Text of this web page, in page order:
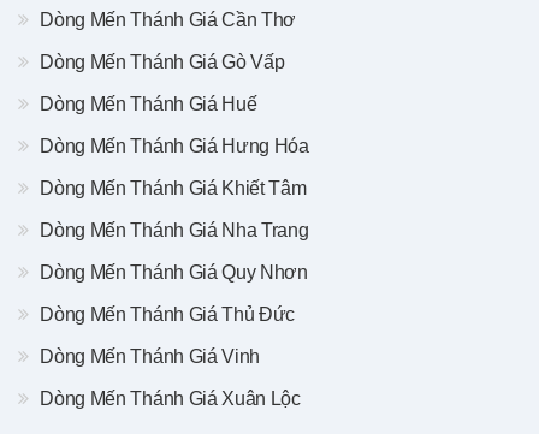
Dòng Mến Thánh Giá Cần Thơ
Dòng Mến Thánh Giá Gò Vấp
Dòng Mến Thánh Giá Huế
Dòng Mến Thánh Giá Hưng Hóa
Dòng Mến Thánh Giá Khiết Tâm
Dòng Mến Thánh Giá Nha Trang
Dòng Mến Thánh Giá Quy Nhơn
Dòng Mến Thánh Giá Thủ Đức
Dòng Mến Thánh Giá Vinh
Dòng Mến Thánh Giá Xuân Lộc